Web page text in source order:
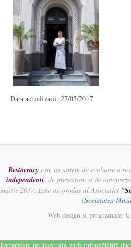
Data actualizarii: 27/05/2017
Restocracy este un sistem de evaluare a
independenti, de prezentare si de
martie 2017. Este un produs al Asociatiei
(Societatea
Web design si programare: